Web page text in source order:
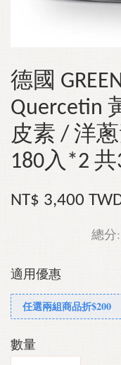
德國
Quercetin
皮素 / 洋
180入*2
NT$ 3,400
總分:
適用優惠
任選兩組商品折$200
數量